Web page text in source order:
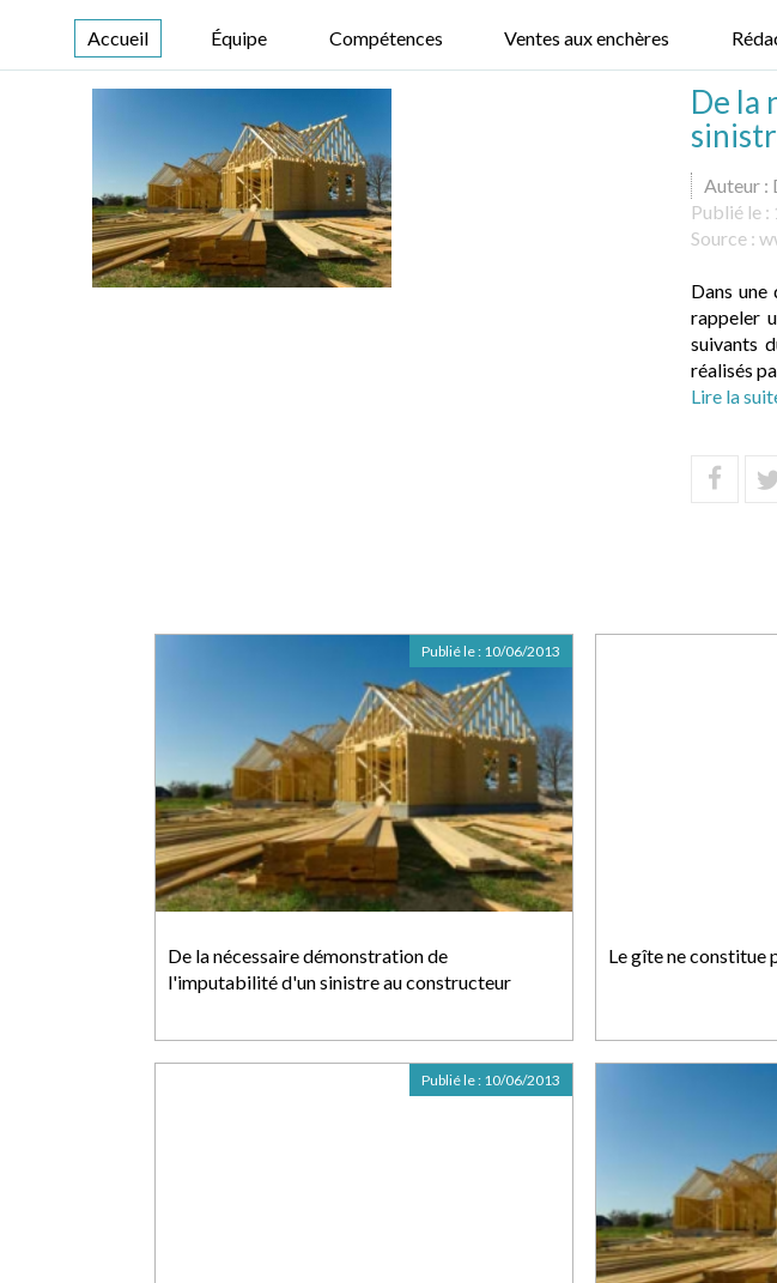
Accueil Équipe Compétences Ventes aux enchères
De la
Auteur :
Publié le :
Source :
Dans
rappeler
suivants
réalisés
Lire la
De la nécessaire démonstration de
l'imputabilité d'un sinistre au constructeur
Publié le : 10/06/2013
Le gîte ne constitue
Publié le : 10/06/2013